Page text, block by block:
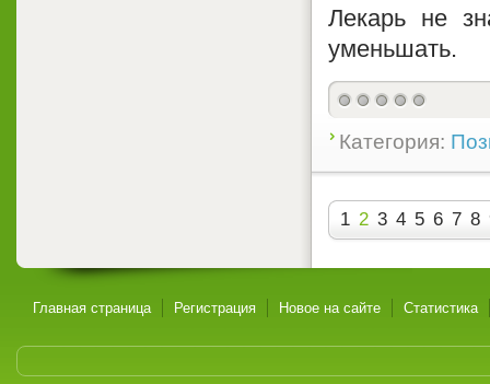
Лекарь не
уменьшать.
Категория:
1 2 3 4 5 6 7 8
Главная страница Регистрация Новое на сайте Статистика